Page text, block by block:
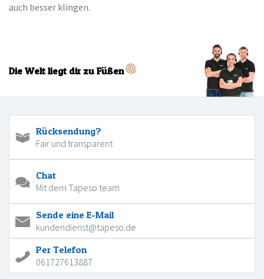
auch besser klingen.
Die Welt liegt dir zu Füßen
Rücksendung?
Fair und transparent
Chat
Mit dem Tapeso team
Sende eine E-Mail
kundendienst@tapeso.de
Per Telefon
061727613887